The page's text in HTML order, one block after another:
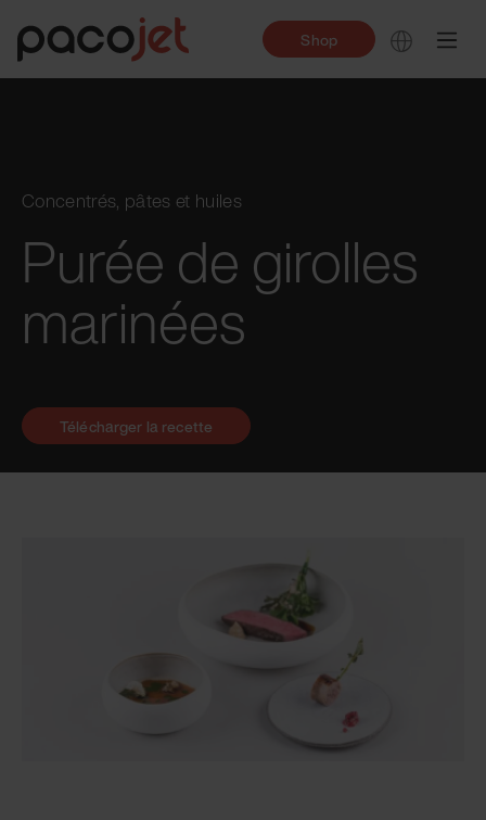
Shop
Concentrés, pâtes et huiles
Purée de girolles
marinées
Télécharger la recette